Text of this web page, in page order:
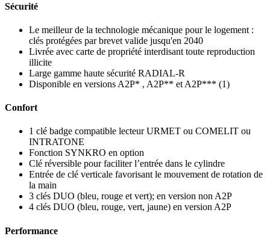
Sécurité
Le meilleur de la technologie mécanique pour le logement :
clés protégées par brevet valide jusqu'en 2040
Livrée avec carte de propriété interdisant toute reproduction
illicite
Large gamme haute sécurité RADIAL-R
Disponible en versions A2P* , A2P** et A2P*** (1)
Confort
1 clé badge compatible lecteur URMET ou COMELIT ou
INTRATONE
Fonction SYNKRO en option
Clé réversible pour faciliter l’entrée dans le cylindre
Entrée de clé verticale favorisant le mouvement de rotation de
la main
3 clés DUO (bleu, rouge et vert); en version non A2P
4 clés DUO (bleu, rouge, vert, jaune) en version A2P
Performance